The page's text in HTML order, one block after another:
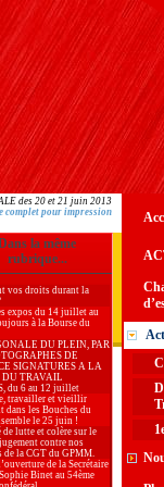
des 20 et 21 juin 2013
complet pour impression
la même
rubrique...
vos droits durant la
expos du 14 juillet au
à la Bourse du
DU PLEIN, PAR
DE
SIGNATURES A LA
DU TRAVAIL
du 6 au 12 juillet
travailler et vieillir
dans les Bouches du
le 25 juin !
lutte et colère sur le
contre nos
de la CGT du GPMM.
de la Secrétaire
Binet au 54ème